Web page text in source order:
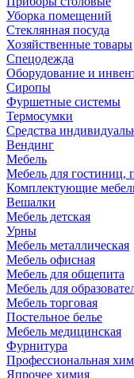
Уборка помещений
Стеклянная посуда
Хозяйственные товары
Спецодежда
Оборудование и
Сиропы
Фуршетные системы
Термосумки
Средства
Вендинг
Мебель
Мебель для гостиниц,
Комплектующие
Вешалки
Мебель детская
Урны
Мебель металлическая
Мебель офисная
Мебель для общепита
Мебель для
Мебель торговая
Постельное белье
Мебель медицинская
Фурнитура
Профессиональная
Япрочее химия